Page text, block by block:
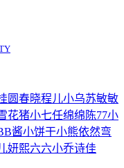
圆春晓程儿小乌苏敏敏
花猪小七任绵绵 陈77小
酱小饼干小熊依然弯
妍熙六六小乔诗佳